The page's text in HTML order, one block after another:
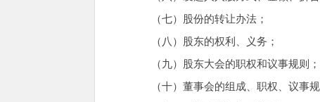
（七）股份的转让办法；
（八）股东的权利、义务；
（九）股东大会的职权和议事规则；
（十）董事会的组成、职权、议事规